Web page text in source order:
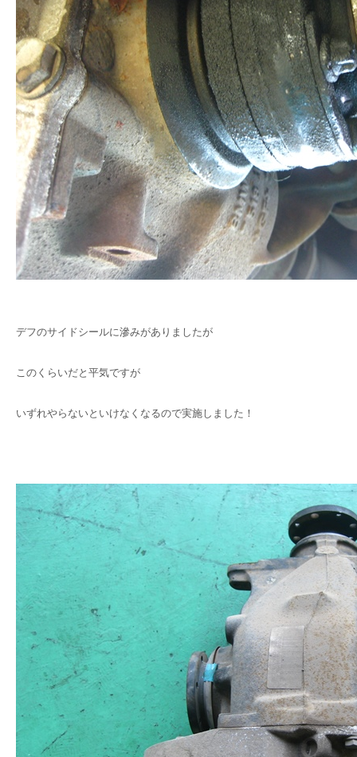
デフのサイドシールに滲みがありましたが
このくらいだと平気ですが
いずれやらないといけなくなるので実施しました！